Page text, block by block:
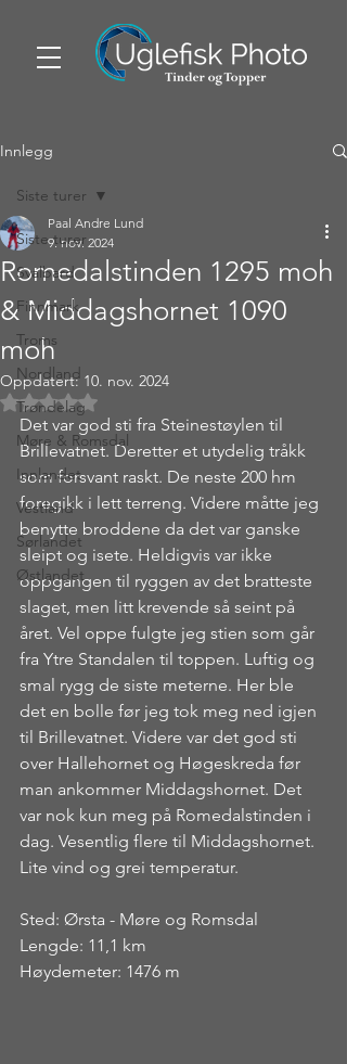
Innlegg
Siste turer
Svalbard
Finnmark
Troms
Nordland
Trøndelag
Møre & Romsdal
Innlandet
Vestland
Sørlandet
Østlandet
Siste turer
Romedalstinden 1295 moh
& Middagshornet 1090
moh
Paal Andre Lund
9. nov. 2024
Oppdatert: 10. nov. 2024
Gitt NaN av 5 stjerner.
Det var god sti fra Steinestøylen til
Brillevatnet. Deretter et utydelig tråkk
som forsvant raskt. De neste 200 hm
foregikk i lett terreng. Videre måtte jeg
benytte broddene da det var ganske
sleipt og isete. Heldigvis var ikke
oppgangen til ryggen av det bratteste
slaget, men litt krevende så seint på
året. Vel oppe fulgte jeg stien som går
fra Ytre Standalen til toppen. Luftig og
smal rygg de siste meterne. Her ble
det en bolle før jeg tok meg ned igjen
til Brillevatnet. Videre var det god sti
over Hallehornet og Høgeskreda før
man ankommer Middagshornet. Det
var nok kun meg på Romedalstinden i
dag. Vesentlig flere til Middagshornet.
Lite vind og grei temperatur.
Sted: Ørsta - Møre og Romsdal
Lengde: 11,1 km
Høydemeter: 1476 m